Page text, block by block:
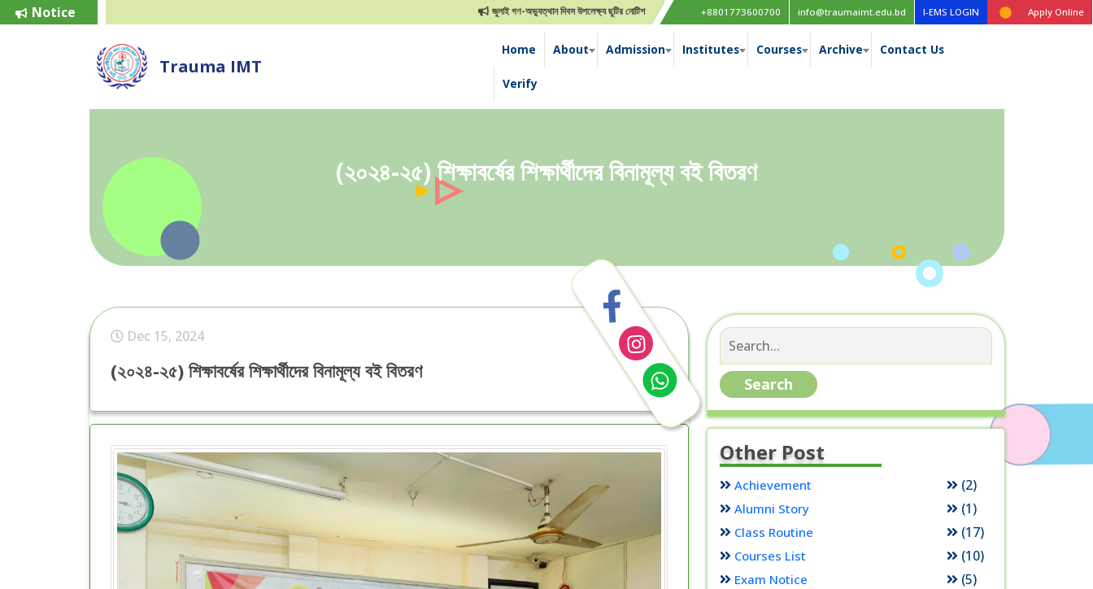
Notice জুলাই গণ-অভ্যুত্থান দিবস উপলেক্ষ্য ছুটির নোটিশ জানুয়ারী-২০২৪ইং এর ফলাফল প্রকাশ Class Routine, Session: 2022-2023
+8801773600700 info@traumaimt.edu.bd I-EMS LOGIN Apply Online
Trauma IMT
Home About Admission Institutes Courses Archive Contact Us
Verify
(২০২৪-২৫) শিক্ষাবর্ষের শিক্ষার্থীদের বিনামূল্য বই বিতরণ
Dec 15, 2024
(২০২৪-২৫) শিক্ষাবর্ষের শিক্ষার্থীদের বিনামূল্য বই বিতরণ
Other Post
Achievement (2)
Alumni Story (1)
Class Routine (17)
Courses List (10)
Exam Notice (5)